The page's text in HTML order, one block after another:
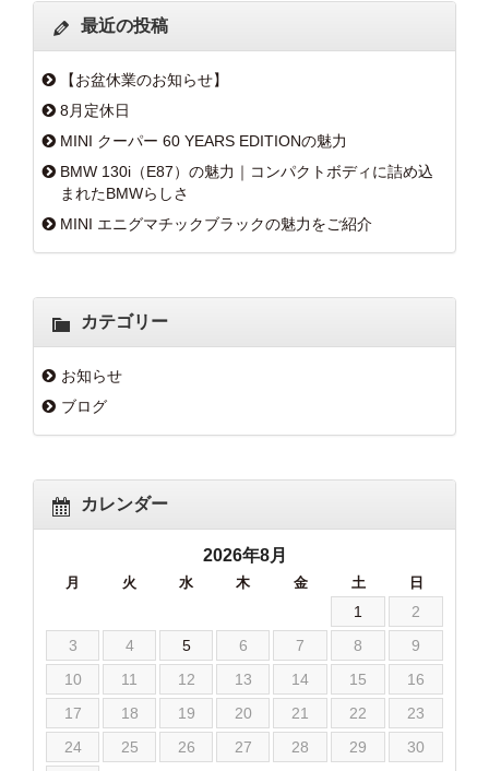
最近の投稿
【お盆休業のお知らせ】
8月定休日
MINI クーパー 60 YEARS EDITIONの魅力
BMW 130i（E87）の魅力｜コンパクトボディに詰め込
まれたBMWらしさ
MINI エニグマチックブラックの魅力をご紹介
カテゴリー
お知らせ
ブログ
カレンダー
2026年8月
月 火 水 木 金 土 日
1
2
3
4 5 6 7 8
9
10
11 12 13 14 15
16
17
18 19 20 21 22
23
24
25 26 27 28 29
30